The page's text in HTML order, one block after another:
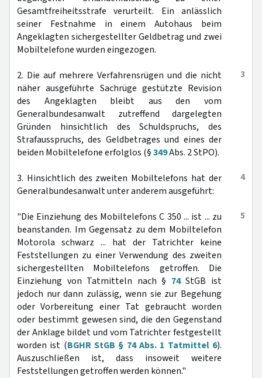
Gesamtfreiheitsstrafe verurteilt. Ein anlässlich
seiner Festnahme in einem Autohaus beim
Angeklagten sichergestellter Geldbetrag und zwei
Mobiltelefone wurden eingezogen.
3
2. Die auf mehrere Verfahrensrügen und die nicht
näher ausgeführte Sachrüge gestützte Revision
des Angeklagten bleibt aus den vom
Generalbundesanwalt zutreffend dargelegten
Gründen hinsichtlich des Schuldspruchs, des
Strafausspruchs, des Geldbetrages und eines der
beiden Mobiltelefone erfolglos (§349Abs. 2 StPO).
4
3. Hinsichtlich des zweiten Mobiltelefons hat der
Generalbundesanwalt unter anderem ausgeführt:
5
"Die Einziehung des Mobiltelefons C 350 ... ist ... zu
beanstanden. Im Gegensatz zu dem Mobiltelefon
Motorola schwarz ... hat der Tatrichter keine
Feststellungen zu einer Verwendung des zweiten
sichergestellten Mobiltelefons getroffen. Die
Einziehung von Tatmitteln nach § 74StGB ist
jedoch nur dann zulässig, wenn sie zur Begehung
oder Vorbereitung einer Tat gebraucht worden
oder bestimmt gewesen sind, die den Gegenstand
der Anklage bildet und vom Tatrichter festgestellt
worden ist (BGHR StGB § 74 Abs. 1 Tatmittel 6).
Auszuschließen ist, dass insoweit weitere
Feststellungen getroffen werden können."